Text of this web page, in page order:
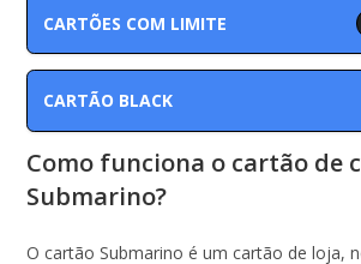
CARTÕES COM LIMITE
CARTÃO BLACK
Como funciona o cartão de
Submarino?
O cartão Submarino é um cartão de loja,